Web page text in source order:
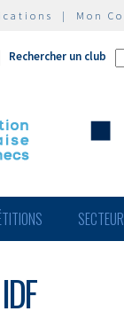
| Mon
Rechercher un club